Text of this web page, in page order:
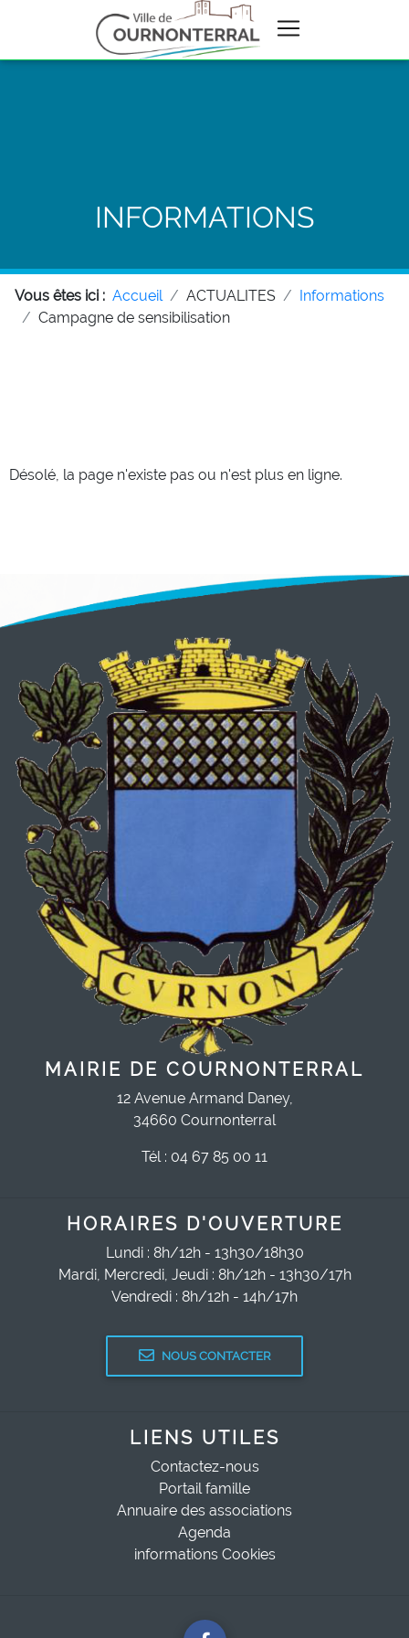
INFORMATIONS
Vous êtes ici : Accueil ACTUALITES
Informations
Campagne de sensibilisation
Désolé, la page n'existe pas ou n'est plus en ligne.
MAIRIE DE COURNONTERRAL
12 Avenue Armand Daney,
34660 Cournonterral
Tél : 04 67 85 00 11
HORAIRES D'OUVERTURE
Lundi : 8h/12h - 13h30/18h30
Mardi, Mercredi, Jeudi : 8h/12h - 13h30/17h
Vendredi : 8h/12h - 14h/17h
NOUS CONTACTER
LIENS UTILES
Contactez-nous
Portail famille
Annuaire des associations
Agenda
informations Cookies